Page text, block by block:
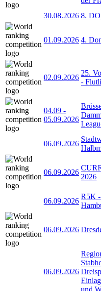
30.08.2026 8.
01.09.2026 4.
02.09.2026
25.
-
04.09 -
05.09.2026
06.09.2026
06.09.2026
2026
06.09.2026
R5K
06.09.2026
06.09.2026
und